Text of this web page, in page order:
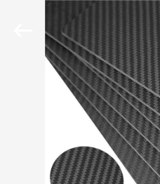
PRODUCTEN
ONGEVEER